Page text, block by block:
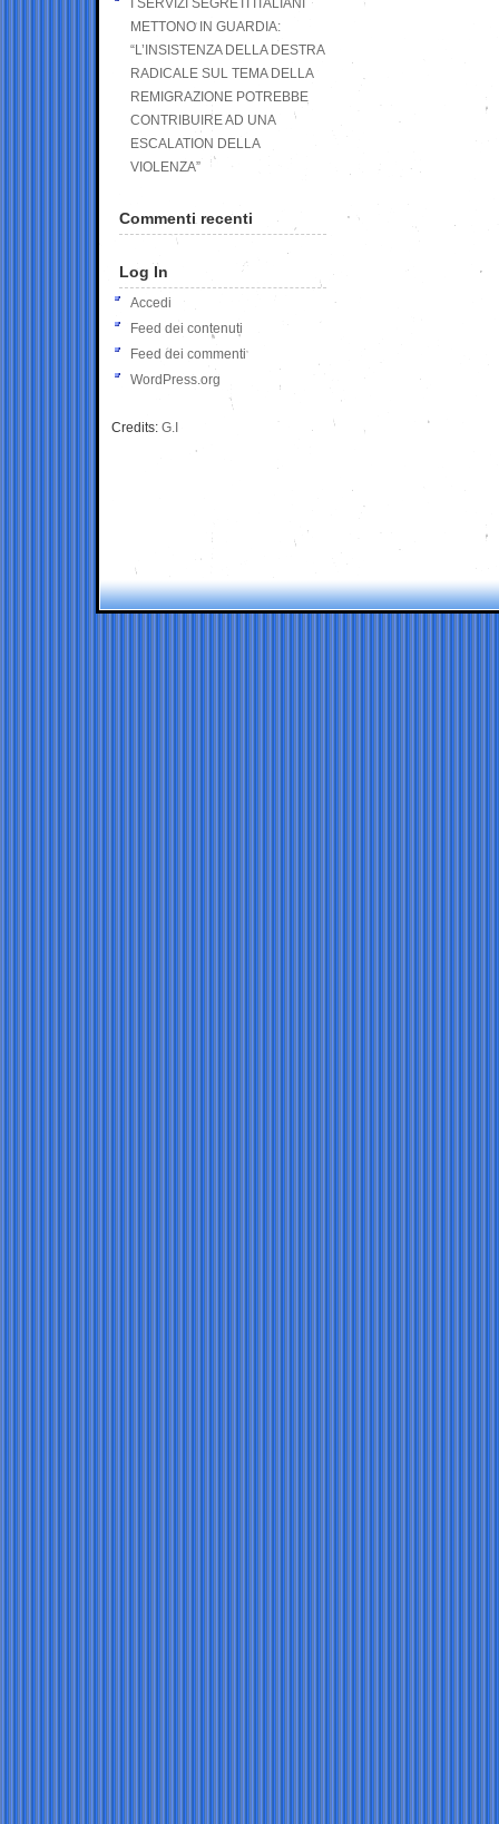
I SERVIZI SEGRETI ITALIANI
METTONO IN GUARDIA:
“L’INSISTENZA DELLA DESTRA
RADICALE SUL TEMA DELLA
REMIGRAZIONE POTREBBE
CONTRIBUIRE AD UNA
ESCALATION DELLA
VIOLENZA”
Commenti recenti
Log In
Accedi
Feed dei contenuti
Feed dei commenti
WordPress.org
Credits: G.I